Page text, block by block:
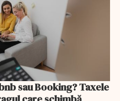
sau Booking? Taxele